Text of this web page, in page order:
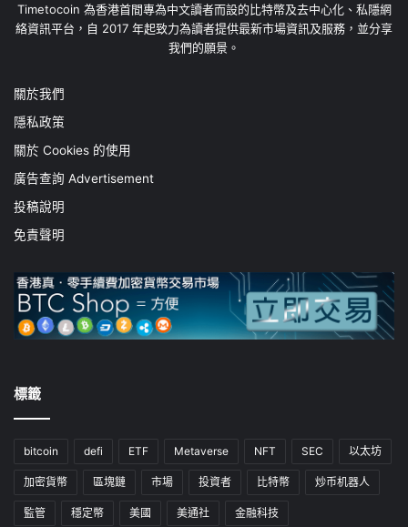
Timetocoin 為香港首間專為中文讀者而設的比特幣及去中心化、私隱網
絡資訊平台，自 2017 年起致力為讀者提供最新市場資訊及服務，並分享
我們的願景。
關於我們
隱私政策
關於 Cookies 的使用
廣告查詢 Advertisement
投稿說明
免責聲明
標籤
bitcoin defi ETF Metaverse NFT SEC 以太坊
加密貨幣 區塊鏈 市場 投資者 比特幣 炒币机器人
監管 穩定幣 美國 美通社 金融科技